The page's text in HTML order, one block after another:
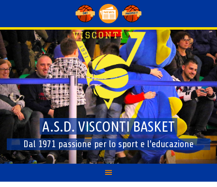
content
A.S.D. VISCONTI BASKET
Dal 1971 passione per lo sport e l'educazione